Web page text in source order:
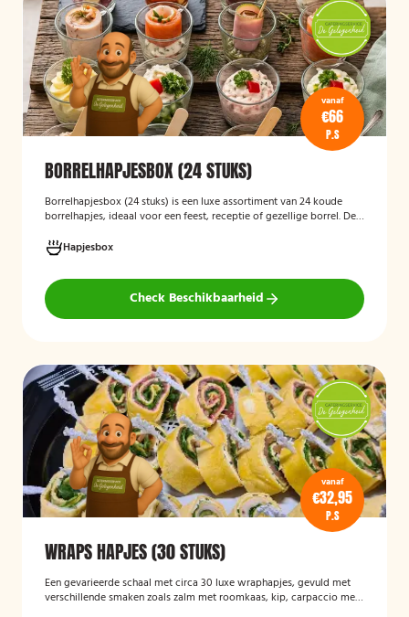
vanaf
€66
P.S
BORRELHAPJESBOX (24 STUKS)
Borrelhapjesbox (24 stuks) is een luxe assortiment van 24 koude
borrelhapjes, ideaal voor een feest, receptie of gezellige borrel. De
zalmrolletjes, brie met notenmelange en vitello tonato, verzorgd
gepresenteerd en direct klaar om te serveren.
Hapjesbox
Check Beschikbaarheid
vanaf
€32,95
P.S
WRAPS HAPJES (30 STUKS)
Een gevarieerde schaal met circa 30 luxe wraphapjes, gevuld met
verschillende smaken zoals zalm met roomkaas, kip, carpaccio met